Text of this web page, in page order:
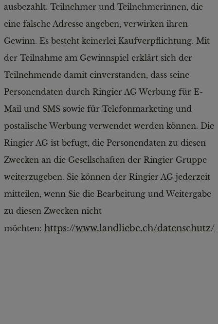
ausbezahlt. Teilnehmer und Teilnehmerinnen, die
eine falsche Adresse angeben, verwirken ihren
Gewinn. Es besteht keinerlei Kaufverpflichtung. Mit
der Teilnahme am Gewinnspiel erklärt sich der
Teilnehmende damit einverstanden, dass seine
Personendaten durch Ringier AG Werbung für E-
Mail und SMS sowie für Telefonmarketing und
postalische Werbung verwendet werden können. Die
Ringier AG ist befugt, die Personendaten zu diesen
Zwecken an die Gesellschaften der Ringier Gruppe
weiterzugeben. Sie können der Ringier AG jederzeit
mitteilen, wenn Sie die Bearbeitung und Weitergabe
zu diesen Zwecken nicht
möchten: https://www.landliebe.ch/datenschutz/